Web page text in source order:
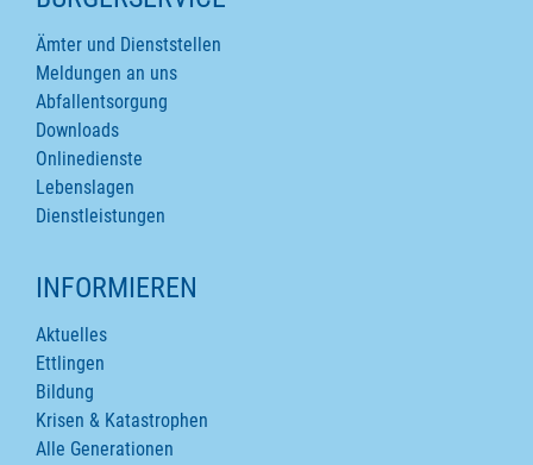
Ämter und Dienststellen
Meldungen an uns
Abfallentsorgung
Downloads
Onlinedienste
Lebenslagen
Dienstleistungen
INFORMIEREN
Aktuelles
Ettlingen
Bildung
Krisen & Katastrophen
Alle Generationen